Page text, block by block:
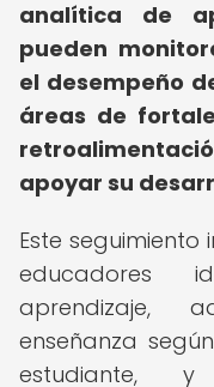
analítica de
pueden
el desempeño
áreas de
apoyar su
Este
educadores
aprendizaje,
enseñanza
estudiante, y